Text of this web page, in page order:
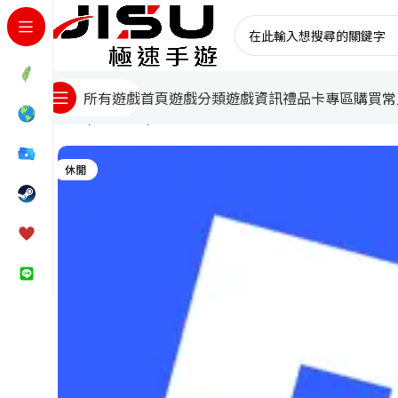
所有遊戲首頁遊戲分類遊戲資訊禮品卡專區購買
首頁
休閒